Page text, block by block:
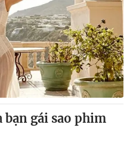
bạn gái sao phim